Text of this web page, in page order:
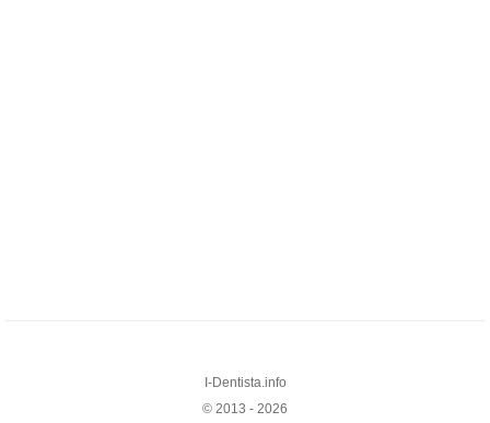
I-Dentista.info
© 2013 - 2026